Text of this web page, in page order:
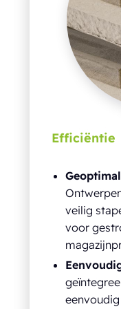
Efficiëntie
veilig
voor